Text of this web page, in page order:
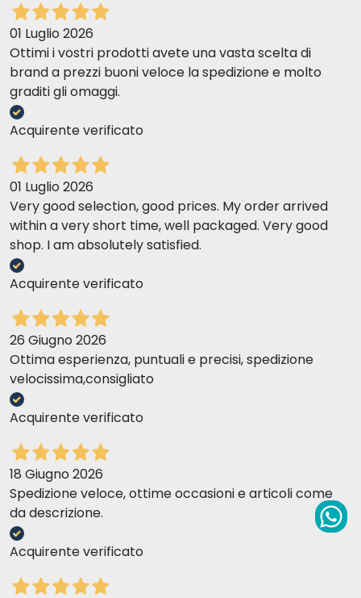
01 Luglio 2026
Ottimi i vostri prodotti avete una vasta scelta di
brand a prezzi buoni veloce la spedizione e molto
graditi gli omaggi.
Acquirente verificato
01 Luglio 2026
Very good selection, good prices. My order arrived
within a very short time, well packaged. Very good
shop. I am absolutely satisfied.
Acquirente verificato
26 Giugno 2026
Ottima esperienza, puntuali e precisi, spedizione
velocissima,consigliato
Acquirente verificato
18 Giugno 2026
Spedizione veloce, ottime occasioni e articoli come
da descrizione.
Acquirente verificato